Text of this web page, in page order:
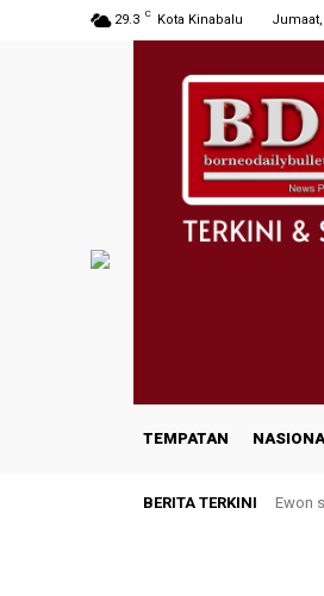
29.3 C Kota Kinabalu
TEMPATAN
BERITA TERKINI Ewon